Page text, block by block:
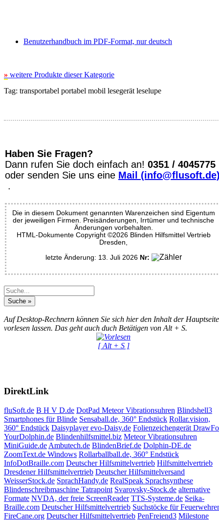
Benutzerhandbuch im PDF-Format, nur deutsch
» weitere Produkte dieser Kategorie
Tag: transportabel portabel mobil lesegerät leselupe
Haben Sie Fragen?
Dann rufen Sie doch einfach an! 0351 / 4045775
oder senden Sie uns eine Mail
.
Die in diesem Dokument genannten Warenzeichen sind Eigentum
der jeweiligen Firmen. Preisänderungen, Irrtümer und technische
Änderungen vorbehalten.
HTML-Dokumente Copyright ©2026 Blinden Hilfsmittel Vertrieb
Dresden,
letzte Änderung: 13. Juli 2026 Nr:
Auf Desktop-Rechnern können Sie sich hier den Inhalt der Hauptseite
vorlesen lassen. Das geht auch duch Betätigen von Alt + S.
[ Alt + S ]
DirektLink
fluSoft.de B H V D.de DotPad Meteor Vibrationsuhren Blindshell3
Smartphones für Blinde Sensaball.de, 360° Endstück Rollar.vision,
360° Endstück Daisyplayer evo-Daisy.de Folienzeichengerät
YourDolphin.de Blindenhilfsmittel.biz Meteor Vibrationsuhren
MiniGuide.de Ambutech.de BlindenBrief.de Dolphin-DE.de
ZoomText.de Windows Rollarballball.de, 360° Endstück
InfoDotBraille.com Deutscher Hilfsmittelvertrieb Hilfsmittelvertrieb
Dresdener Hilfsmittelvertrieb Deutscher Hilfsmittelversand
WeisserStock.de SprachHandy.de RealSpeak Sprachsynthese
Blindenschreibmaschine Tatrapoint Svarovsky-Stock.de alternative
Formate NVDA, der freie ScreenReader TTS-Systeme.de Seika-
Braille.com Deutscher Hilfsmittelvertrieb Suchstöcke für
FireCane.org Deutscher Hilfsmittelvertrieb PenFreiend3 Milestone